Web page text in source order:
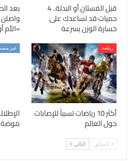
قبل الفستان أو البدلة.. 4
حميات قد تساعدك على
خسارة الوزن بسرعة
بعد
«الأم
رياضة
أكثر 10 رياضات تسبباً للإصابات
حول العالم
غير
السابق التالي